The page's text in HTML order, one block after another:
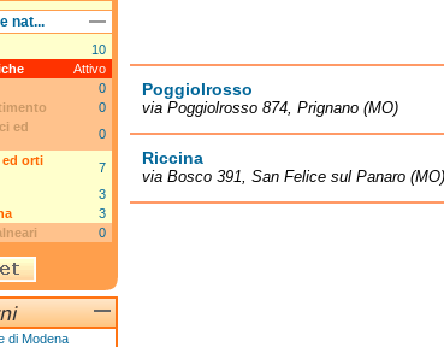
Poggiolrosso
via Poggiolrosso 874, Prignano (MO)
Riccina
via Bosco 391, San Felice sul Panaro (MO)
nat...
10
Attivo
0
0
ed
0
ed orti
7
3
3
0
di Modena